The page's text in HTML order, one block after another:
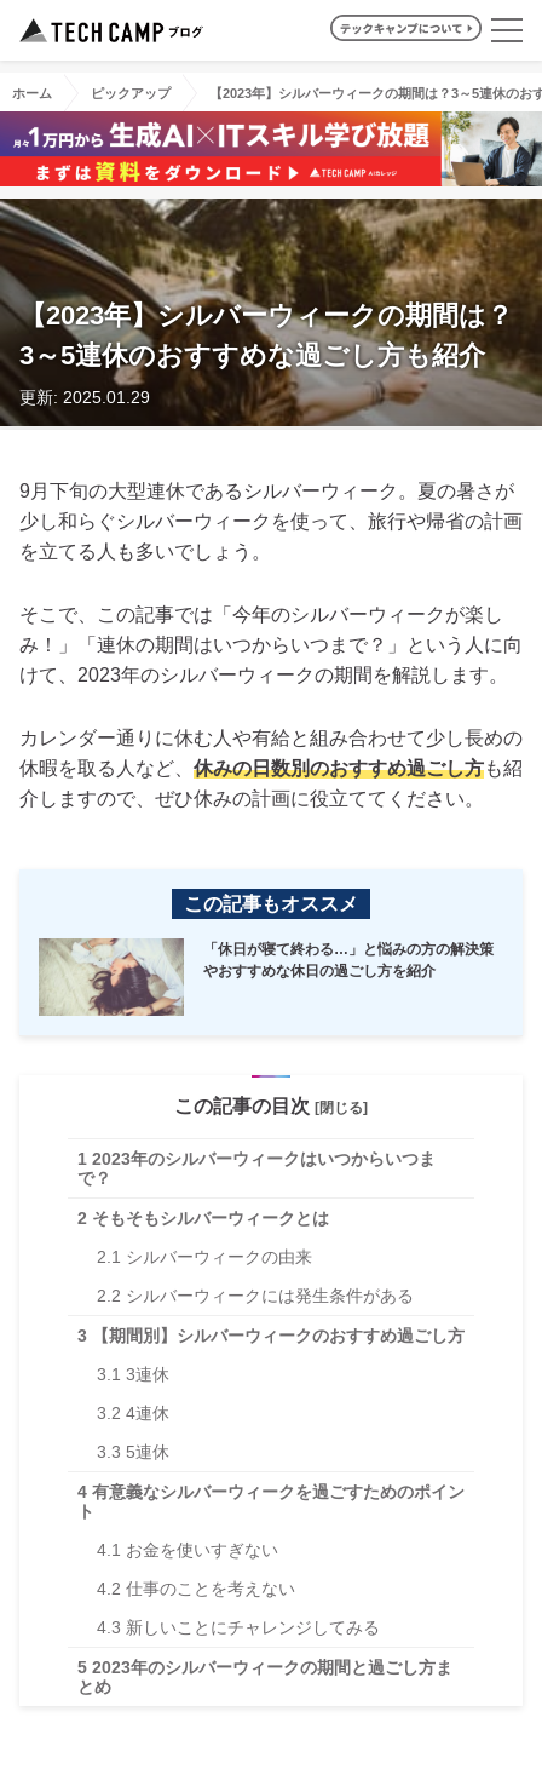
ホーム ピックアップ 【2023年】シルバーウィークの期間は？3～5連休のお
【2023年】シルバーウィークの期間は？
3～5連休のおすすめな過ごし方も紹介
更新: 2025.01.29
9月下旬の大型連休であるシルバーウィーク。夏の暑さが
少し和らぐシルバーウィークを使って、旅行や帰省の計画
を立てる人も多いでしょう。
そこで、この記事では「今年のシルバーウィークが楽し
み！」「連休の期間はいつからいつまで？」という人に向
けて、2023年のシルバーウィークの期間を解説します。
カレンダー通りに休む人や有給と組み合わせて少し長めの
休暇を取る人など、 休みの日数別のおすすめ過ごし方も紹
介しますので、ぜひ休みの計画に役立ててください。
この記事もオススメ
「休日が寝て終わる…」と悩みの方の解決策
やおすすめな休日の過ごし方を紹介
この記事の目次 [閉じる]
1 2023年のシルバーウィークはいつからいつま
で？
2 そもそもシルバーウィークとは
2.1 シルバーウィークの由来
2.2 シルバーウィークには発生条件がある
3 【期間別】シルバーウィークのおすすめ過ごし方
3.1 3連休
3.2 4連休
3.3 5連休
4 有意義なシルバーウィークを過ごすためのポイン
ト
4.1 お金を使いすぎない
4.2 仕事のことを考えない
4.3 新しいことにチャレンジしてみる
5 2023年のシルバーウィークの期間と過ごし方ま
とめ